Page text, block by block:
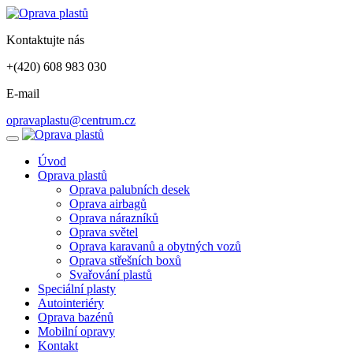
Kontaktujte nás
+(420) 608 983 030
E-mail
opravaplastu@centrum.cz
Úvod
Oprava plastů
Oprava palubních desek
Oprava airbagů
Oprava nárazníků
Oprava světel
Oprava karavanů a obytných vozů
Oprava střešních boxů
Svařování plastů
Speciální plasty
Autointeriéry
Oprava bazénů
Mobilní opravy
Kontakt